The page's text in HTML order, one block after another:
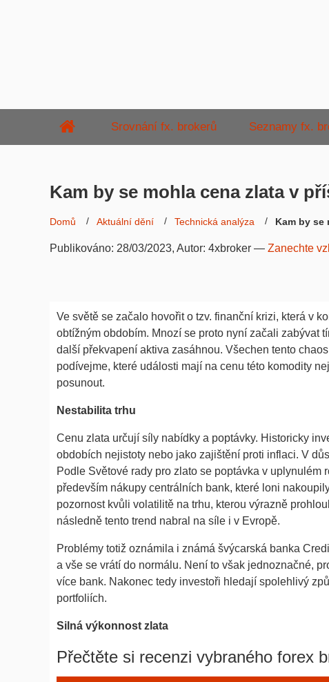
Srovnání fx. brokerů Seznamy fx.
Kam by se mohla cena zlata v
Domů Aktuální dění Technická analýza Kam by
Publikováno: 28/03/2023, Autor: 4xbroker — Zanechte
Ve světě se začalo hovořit o tzv. finanční krizi, která v
obtížným obdobím. Mnozí se proto nyní začali zabývat
další překvapení aktiva zasáhnou. Všechen tento
podívejme, které události mají na cenu této komodity
posunout.
Nestabilita trhu
Cenu zlata určují síly nabídky a poptávky. Historicky
obdobích nejistoty nebo jako zajištění proti inflaci. V
Podle Světové rady pro zlato se poptávka v
především nákupy centrálních bank, které loni
pozornost kvůli volatilitě na trhu, kterou výrazně
následně tento trend nabral na síle i v Evropě.
Problémy totiž oznámila i známá švýcarská banka
a vše se vrátí do normálu. Není to však jednoznačné,
více bank. Nakonec tedy investoři hledají spolehlivý
portfoliích.
Silná výkonnost zlata
Přečtěte si recenzi vybraného forex